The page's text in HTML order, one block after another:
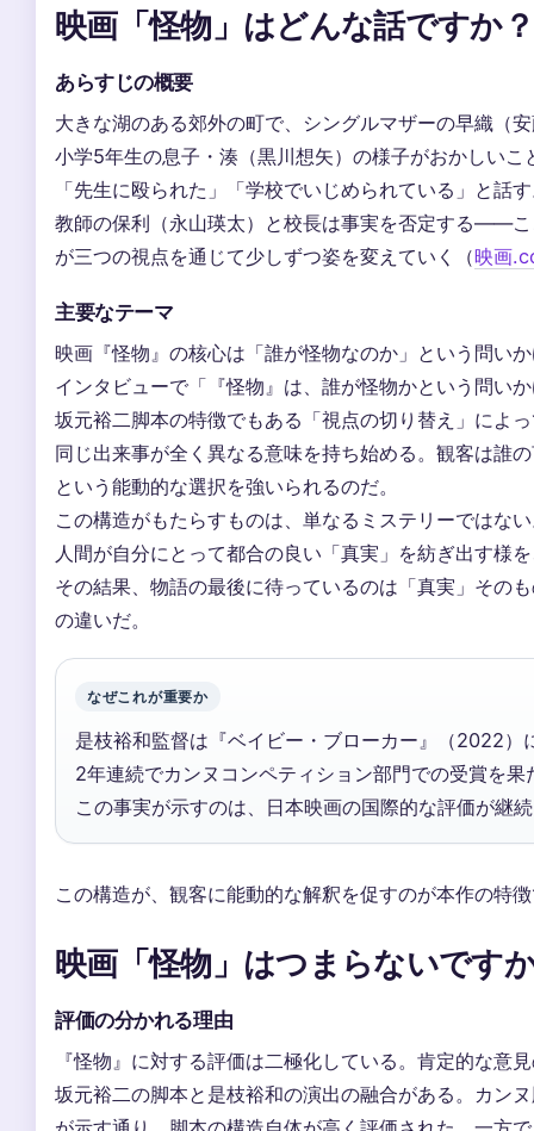
映画「怪物」はどんな話ですか？
あらすじの概要
大きな湖のある郊外の町で、シングルマザーの早織（
小学5年生の息子・湊（黒川想矢）の様子がおかしいこ
「先生に殴られた」「学校でいじめられている」と話
教師の保利（永山瑛太）と校長は事実を否定する——
が三つの視点を通じて少しずつ姿を変えていく（映画
主要なテーマ
映画『怪物』の核心は「誰が怪物なのか」という問い
インタビューで「『怪物』は、誰が怪物かという問い
坂元裕二脚本の特徴でもある「視点の切り替え」によ
同じ出来事が全く異なる意味を持ち始める。観客は誰
という能動的な選択を強いられるのだ。
この構造がもたらすものは、単なるミステリーではな
人間が自分にとって都合の良い「真実」を紡ぎ出す様
その結果、物語の最後に待っているのは「真実」その
の違いだ。
なぜこれが重要か
是枝裕和監督は『ベイビー・ブローカー』（2022）
2年連続でカンヌコンペティション部門での受賞を
この事実が示すのは、日本映画の国際的な評価が継
この構造が、観客に能動的な解釈を促すのが本作の特
映画「怪物」はつまらないです
評価の分かれる理由
『怪物』に対する評価は二極化している。肯定的な意
坂元裕二の脚本と是枝裕和の演出の融合がある。カン